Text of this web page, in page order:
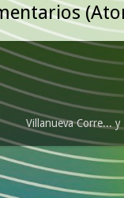
Villanueva Corre...